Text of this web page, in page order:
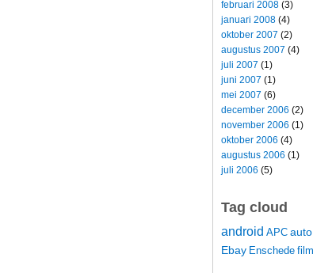
februari 2008 (3)
januari 2008 (4)
oktober 2007 (2)
augustus 2007 (4)
juli 2007 (1)
juni 2007 (1)
mei 2007 (6)
december 2006 (2)
november 2006 (1)
oktober 2006 (4)
augustus 2006 (1)
juli 2006 (5)
Tag cloud
android APC auto
Ebay Enschede film